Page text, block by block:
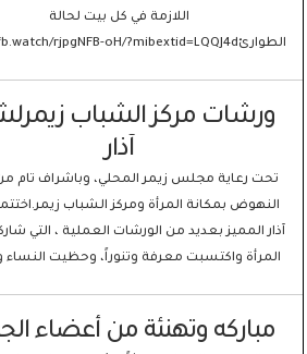
اللازمة في كل بيت لحالة
الطوارئhttps://fb.watch/rjpgNFB-oH/?mibextid=LQQJ4d
ورشات مركز الشباب
آذار
تحت رعاية مجلس زيمر المحلي، وباشراف تام
النهوض بمكانة المرأة ومركز الشباب
آذار المميز بعديد من الورشات العملية ، التي
المرأة واكتسبت معرفة وتنوراً، وحظيت النساء
مباركه وتهنئة من أعضاء